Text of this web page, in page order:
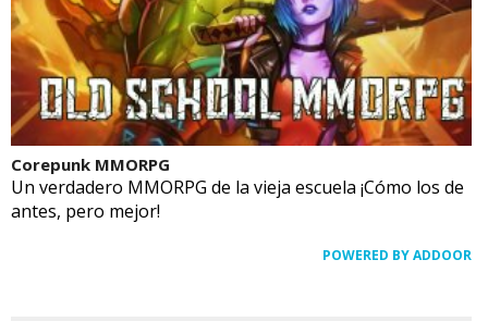
Corepunk MMORPG
Un verdadero MMORPG de la vieja escuela ¡Cómo los de
antes, pero mejor!
POWERED BY ADDOOR